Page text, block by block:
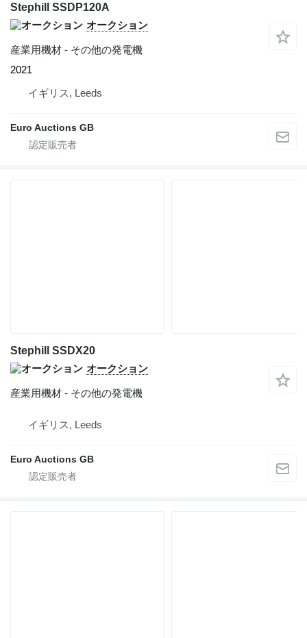
Stephill SSDP120A
オークション
産業用機材 - その他の発電機
2021
イギリス, Leeds
Euro Auctions GB
Stephill SSDX20
オークション
産業用機材 - その他の発電機
イギリス, Leeds
Euro Auctions GB